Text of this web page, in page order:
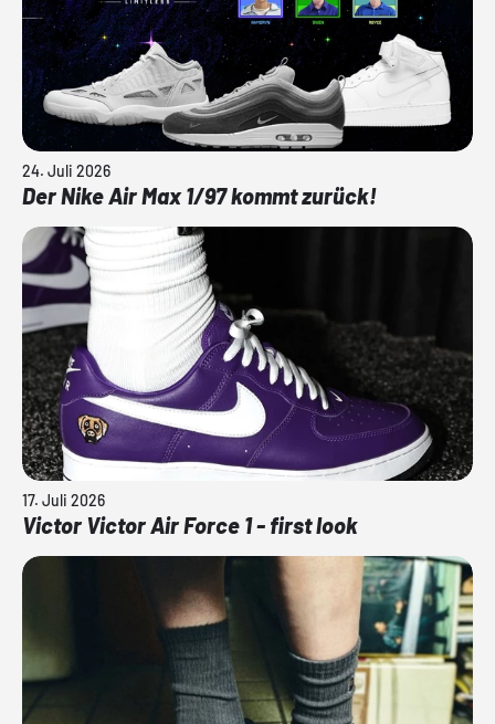
24. Juli 2026
Der Nike Air Max 1/97 kommt zurück!
17. Juli 2026
Victor Victor Air Force 1 - first look